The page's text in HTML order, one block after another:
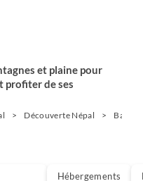
et plaine pour
profiter de ses
Découverte Népal
Hébergements